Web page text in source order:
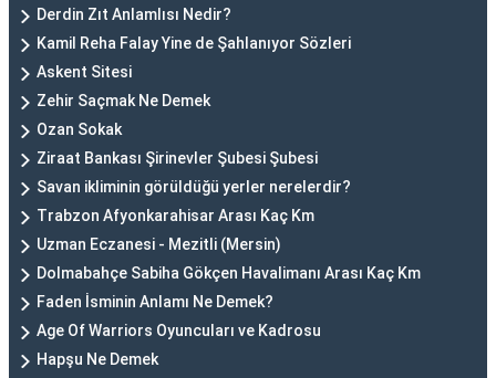
Derdin Zıt Anlamlısı Nedir?
Kamil Reha Falay Yine de Şahlanıyor Sözleri
Askent Sitesi
Zehir Saçmak Ne Demek
Ozan Sokak
Ziraat Bankası Şirinevler Şubesi Şubesi
Savan ikliminin görüldüğü yerler nerelerdir?
Trabzon Afyonkarahisar Arası Kaç Km
Uzman Eczanesi - Mezitli (Mersin)
Dolmabahçe Sabiha Gökçen Havalimanı Arası Kaç Km
Faden İsminin Anlamı Ne Demek?
Age Of Warriors Oyuncuları ve Kadrosu
Hapşu Ne Demek